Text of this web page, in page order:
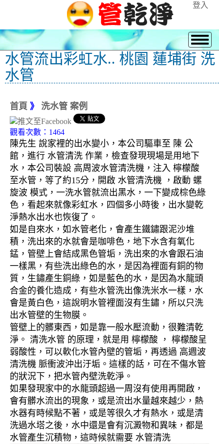
登入
水管流出彩虹水.. 桃園 蓮埔街 洗
水管
首頁 》 洗水管 案例
觀看次數：1464
陳先生 說家裡的出水變小，本公司驅車至 陳 公
館，進行 水管清洗 作業，檢查發現現場是用地下
水，本公司裝設 高周波水管清洗機，注入 檸檬酸
至水管，等了約15分，開啟 水管清洗機 ，啟動 螺
旋波 模式，一洗水管就流出黑水，一下變成棕色綠
色，看起來就像彩虹水，四個多小時後，出水變乾
淨熱水出水也恢復了。
如是自來水，如水管老化，會產生鐵鏽跟泥沙堆
積，洗出來的水就會是咖啡色，地下水含有氧化
錳，管壁上會結成黑色管垢，洗出來的水會跟石油
一樣黑，有些洗出綠色的水，是因為裡面有銅的物
質，生鏽產生銅綠，如是藍色的水，是因為水龍頭
合金的養化造成，有些水管洗出像洗米水一樣，水
會是黃白色，這說明水管裡面沒有生鏽，所以只洗
出水管壁的生物膜。
管壁上的髒東西，如是靠一般水壓流動，很難清乾
淨。 清洗水管 的原理，就是用 檸檬酸 ， 檸檬酸呈
弱酸性，可以軟化水管內壁的管垢，再透過 高週波
清洗機 脈衝波沖出汙垢。這樣的話，可在不傷水管
的狀況下，把水管內壁洗乾淨。
如果發現家中的水龍頭超過一周沒有使用再開啟，
會有髒水流出的現象，或是流出水量越來越少，熱
水器有時候點不著，或是等很久才有熱水，或是清
洗過水塔之後，水中還是會有沉澱物和異味，都是
水管產生沉積物，這時候就需要 水管清洗